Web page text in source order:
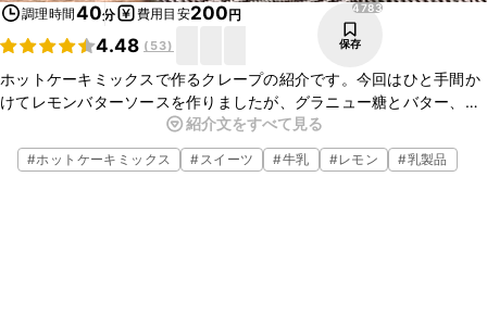
調理時間40分 費用目安200円
4.48 ( 53)
4783
保存
ホットケーキミックスで作るクレープの紹介です。今回はひと手間か
けてレモンバターソースを作りましたが、グラニュー糖とバター、
メープルシロップ、はちみつを添えても美味しくできます。ぜひお試
しくださいね。
紹介文をすべて見る
#ホットケーキミックス #スイーツ #牛乳 #レモン #乳製品